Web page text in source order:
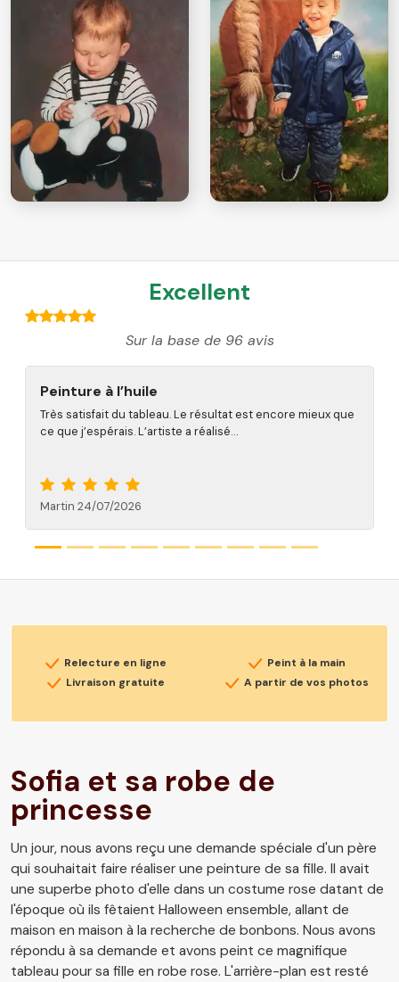
Excellent
Sur la base de 96 avis
Portrait de chien
Nous avons reçu un superbe portrait de chien. La
première version n’était pas tout à fait parfaite…
Lotta 13/01/2026
Relecture en ligne
Peint à la main
Livraison gratuite
A partir de vos photos
Sofia et sa robe de
princesse
Un jour, nous avons reçu une demande spéciale d'un père
qui souhaitait faire réaliser une peinture de sa fille. Il avait
une superbe photo d'elle dans un costume rose datant de
l'époque où ils fêtaient Halloween ensemble, allant de
maison en maison à la recherche de bonbons. Nous avons
répondu à sa demande et avons peint ce magnifique
tableau pour sa fille en robe rose. L'arrière-plan est resté